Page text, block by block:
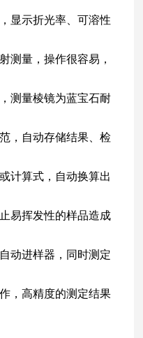
显示折光率、可溶性
测量，操作很容易，
测量棱镜为蓝宝石耐
，自动存储结果、检
计算式，自动换算出
易挥发性的样品造成
动进样器，同时测定
，高精度的测定结果